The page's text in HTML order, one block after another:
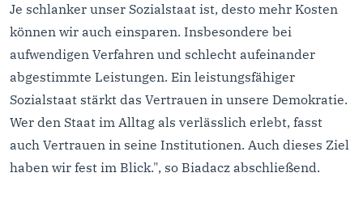
Je schlanker unser Sozialstaat ist, desto mehr Kosten
können wir auch einsparen. Insbesondere bei
aufwendigen Verfahren und schlecht aufeinander
abgestimmte Leistungen. Ein leistungsfähiger
Sozialstaat stärkt das Vertrauen in unsere Demokratie.
Wer den Staat im Alltag als verlässlich erlebt, fasst
auch Vertrauen in seine Institutionen. Auch dieses Ziel
haben wir fest im Blick.", so Biadacz abschließend.